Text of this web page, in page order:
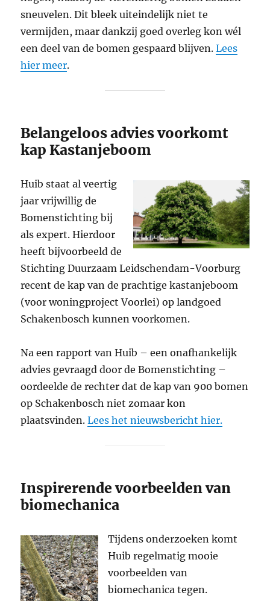
sneuvelen. Dit bleek uiteindelijk niet te
vermijden, maar dankzij goed overleg kon wél
een deel van de bomen gespaard blijven.Lees
hier meer.
Belangeloos advies voorkomt
kap Kastanjeboom
Huib staat al veertig
jaar vrijwillig de
Bomenstichting bij
als expert. Hierdoor
heeft bijvoorbeeld de
Stichting Duurzaam Leidschendam-Voorburg
recent de kap van de prachtige kastanjeboom
(voor woningproject Voorlei) op landgoed
Schakenbosch kunnen voorkomen.
Na een rapport van Huib – een onafhankelijk
advies gevraagd door de Bomenstichting –
oordeelde de rechter dat de kap van 900 bomen
op Schakenbosch niet zomaar kon
plaatsvinden.Lees het nieuwsbericht hier.
Inspirerende voorbeelden van
biomechanica
Tijdens onderzoeken komt
Huib regelmatig mooie
voorbeelden van
biomechanica tegen.